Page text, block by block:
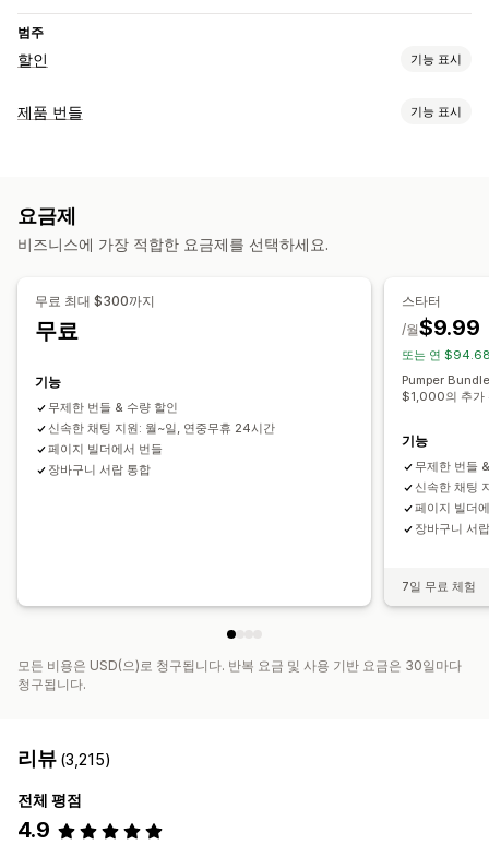
범주
할인 기능 표시
할인 유형
할인 관리
제품 번들 기능 표시
디지털 상품
원 플러스 원
요금제
비즈니스에 가장 적합한 요금제를 선택하세요.
무료 최대 $300까지
무료
기능
무제한 번들 & 수량 할인
신속한 채팅 지원: 월~일, 연중무휴 24시간
페이지 빌더에서 번들
장바구니 서랍 통합
스타터
$9.99
/월
또는 연
Pumper
$1,000의 추가
기능
무제한 번들
신속한 채팅
페이지 빌더
장바구니 서
7일 무료 체험
모든 비용은 USD(으)로 청구됩니다. 반복 요금 및 사용 기반 요금은 30일마다
청구됩니다.
리뷰 (3,215)
전체 평점
4.9